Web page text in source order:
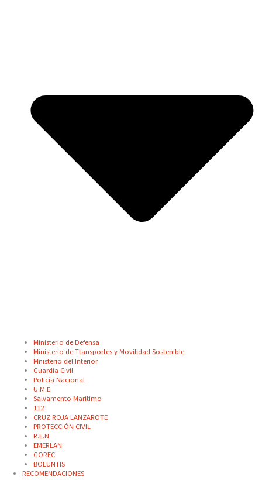
Ministerio de Defensa
Ministerio de Ttansportes y Movilidad Sostenible
Mnisterio del Interior
Guardia Civil
Policía Nacional
U.M.E.
Salvamento Marítimo
112
CRUZ ROJA LANZAROTE
PROTECCIÓN CIVIL
R.E.N
EMERLAN
GOREC
BOLUNTIS
RECOMENDACIONES